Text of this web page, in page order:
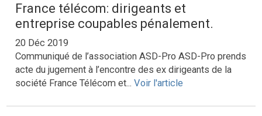
France télécom: dirigeants et
entreprise coupables pénalement.
20 Déc 2019
Communiqué de l’association ASD-Pro ASD-Pro prends
acte du jugement à l’encontre des ex dirigeants de la
société France Télécom et...Voir l'article